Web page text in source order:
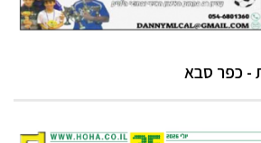
- כפר סבא